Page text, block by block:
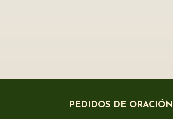
PEDIDOS DE ORACIÓN